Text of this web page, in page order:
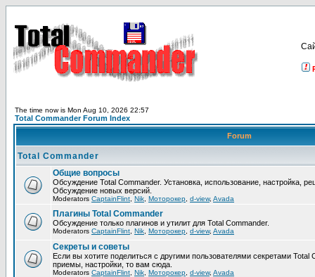
The time now is Mon Aug 10, 2026 22:57
Total Commander Forum Index
Forum
Total Commander
Общие вопросы
Обсуждение Total Commander. Установка, использование, настройка,
Обсуждение новых версий.
Moderators CaptainFlint Nik Моторокер d-view, Avada
Плагины Total Commander
Обсуждение только плагинов и утилит для Total Commander.
Moderators CaptainFlint Nik Моторокер d-view, Avada
Секреты и советы
Если вы хотите поделиться с другими пользователями секретами Total
приемы, настройки, то вам сюда.
Moderators CaptainFlint Nik Моторокер d-view, Avada